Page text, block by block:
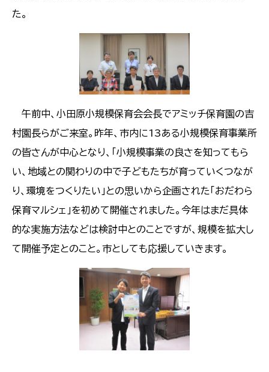
た。
午前中、小田原小規模保育会会長でアミッチ保育園の吉
村園長らがご来室。昨年、市内に13ある小規模保育事業所
の皆さんが中心となり、「小規模事業の良さを知ってもら
い、地域との関わりの中で子どもたちが育っていくつなが
り、環境をつくりたい」との思いから企画された「おだわら
保育マルシェ」を初めて開催されました。今年はまだ具体
的な実施方法などは検討中とのことですが、規模を拡大し
て開催予定とのこと。市としても応援していきます。